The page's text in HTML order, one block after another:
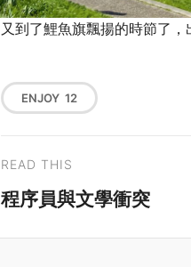
又到了鯉魚旗飄揚的時節了，
ENJOY 12
READ THIS
程序員與文學衝突